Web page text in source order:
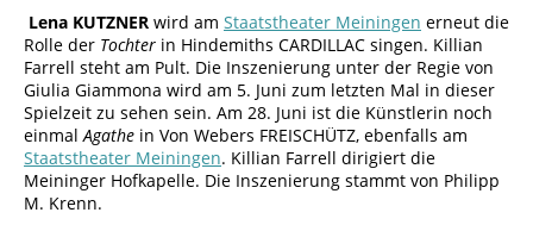
Lena KUTZNER wird am Staatstheater Meiningen erneut die
Rolle der Tochter in Hindemiths CARDILLAC singen. Killian
Farrell steht am Pult. Die Inszenierung unter der Regie von
Giulia Giammona wird am 5. Juni zum letzten Mal in dieser
Spielzeit zu sehen sein. Am 28. Juni ist die Künstlerin noch
einmalAgathe in Von Webers FREISCHÜTZ, ebenfalls am
Staatstheater Meiningen. Killian Farrell dirigiert die
Meininger Hofkapelle. Die Inszenierung stammt von Philipp
M. Krenn.